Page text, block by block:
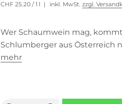
CHF 25.20/ 1 l inkl. MwSt. zzgl.
Wer Schaumwein mag,
Schlumberger aus Österreich
mehr